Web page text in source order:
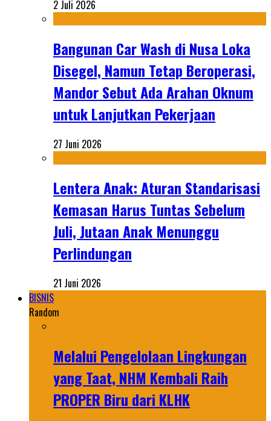
2 Juli 2026
Bangunan Car Wash di Nusa Loka
Disegel, Namun Tetap Beroperasi,
Mandor Sebut Ada Arahan Oknum
untuk Lanjutkan Pekerjaan
27 Juni 2026
Lentera Anak: Aturan Standarisasi
Kemasan Harus Tuntas Sebelum
Juli, Jutaan Anak Menunggu
Perlindungan
21 Juni 2026
BISNIS
Random
Melalui Pengelolaan Lingkungan
yang Taat, NHM Kembali Raih
PROPER Biru dari KLHK